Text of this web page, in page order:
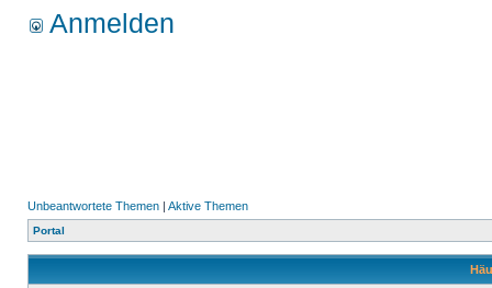
Anmelden
Unbeantwortete Themen | Aktive Themen
Portal